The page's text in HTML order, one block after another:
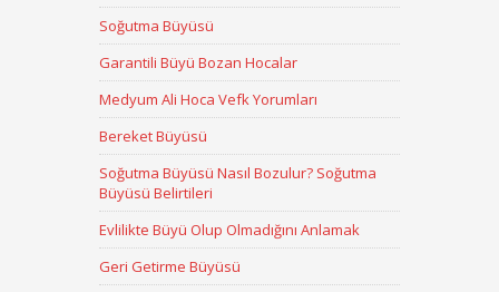
Soğutma Büyüsü
Garantili Büyü Bozan Hocalar
Medyum Ali Hoca Vefk Yorumları
Bereket Büyüsü
Soğutma Büyüsü Nasıl Bozulur? Soğutma
Büyüsü Belirtileri
Evlilikte Büyü Olup Olmadığını Anlamak
Geri Getirme Büyüsü